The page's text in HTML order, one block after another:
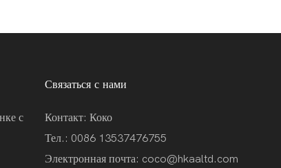
с
Связаться с нами
Контакт: Коко
Тел.: 0086 13537476755
Электронная почта: coco@hkaaltd.com